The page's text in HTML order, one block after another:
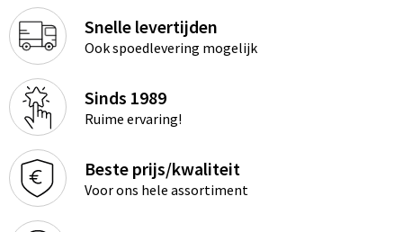
Snelle levertijden
Ook spoedlevering mogelijk
Sinds 1989
Ruime ervaring!
Beste prijs/kwaliteit
Voor ons hele assortiment